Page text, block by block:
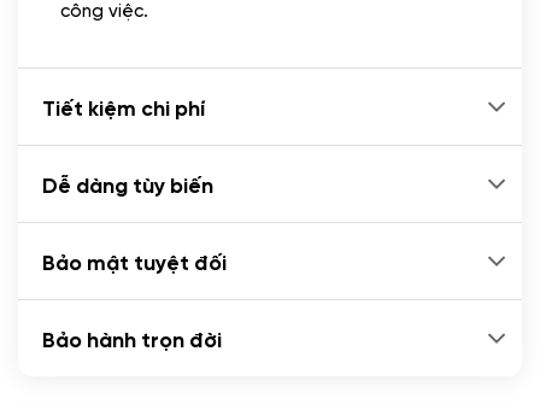
công việc.
Tiết kiệm chi phí
Dễ dàng tùy biến
Bảo mật tuyệt đối
Bảo hành trọn đời